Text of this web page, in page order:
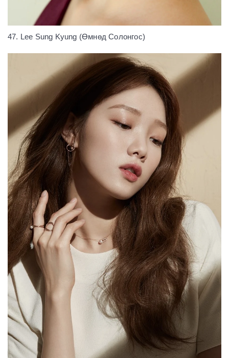
47. Lee Sung Kyung (Өмнөд Солонгос)